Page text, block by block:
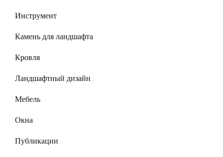
Инструмент
Камень для ландшафта
Кровля
Ландшафтный дизайн
Мебель
Окна
Публикации